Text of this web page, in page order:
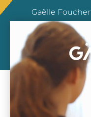
Gaëlle Foucher